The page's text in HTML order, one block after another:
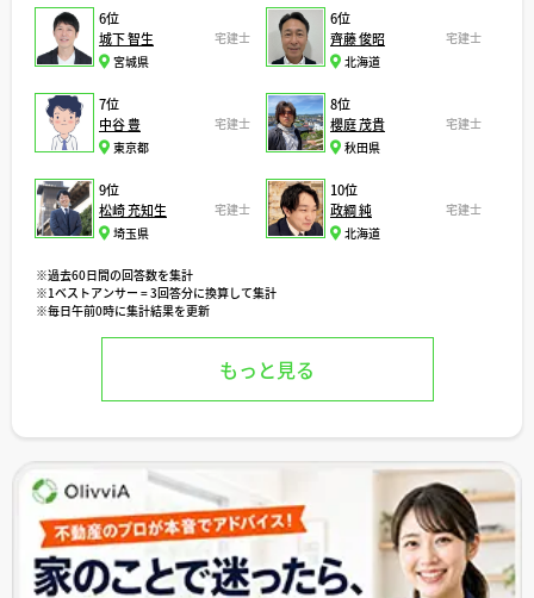
6位
城下 智生
宅建士
宮城県
6位
齊藤 俊昭
宅建士
北海道
7位
中谷 豊
宅建士
東京都
8位
櫻庭 茂貴
宅建士
秋田県
9位
松崎 充知生
宅建士
埼玉県
10位
政綱 純
宅建士
北海道
※過去60日間の回答数を集計
※1ベストアンサー = 3回答分に換算して集計
※毎日午前0時に集計結果を更新
もっと見る